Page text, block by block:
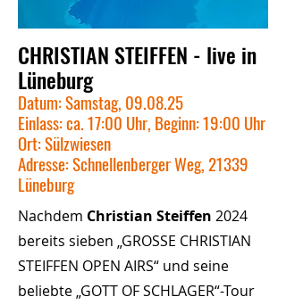
CHRISTIAN STEIFFEN - live in
Lüneburg
Datum: Samstag, 09.08.25
Einlass: ca. 17:00 Uhr, Beginn: 19:00 Uhr
Ort: Sülzwiesen
Adresse: Schnellenberger Weg, 21339
Lüneburg
Nachdem Christian Steiffen 2024
bereits sieben „GROSSE CHRISTIAN
STEIFFEN OPEN AIRS“ und seine
beliebte „GOTT OF SCHLAGER“-Tour